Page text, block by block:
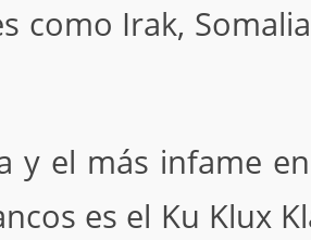
como Irak,
el más infame
es el Ku Klux